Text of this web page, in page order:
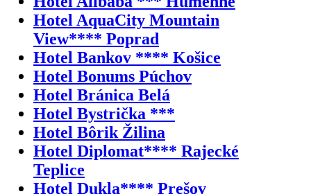
Hotel AquaCity Mountain
View**** Poprad
Hotel Bankov **** Košice
Hotel Bonums Púchov
Hotel Bránica Belá
Hotel Bystrička ***
Hotel Bôrik Žilina
Hotel Diplomat**** Rajecké
Teplice
Hotel Dukla**** Prešov